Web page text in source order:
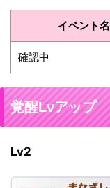
イベント名
確認中
覚醒Lvアップ
Lv2